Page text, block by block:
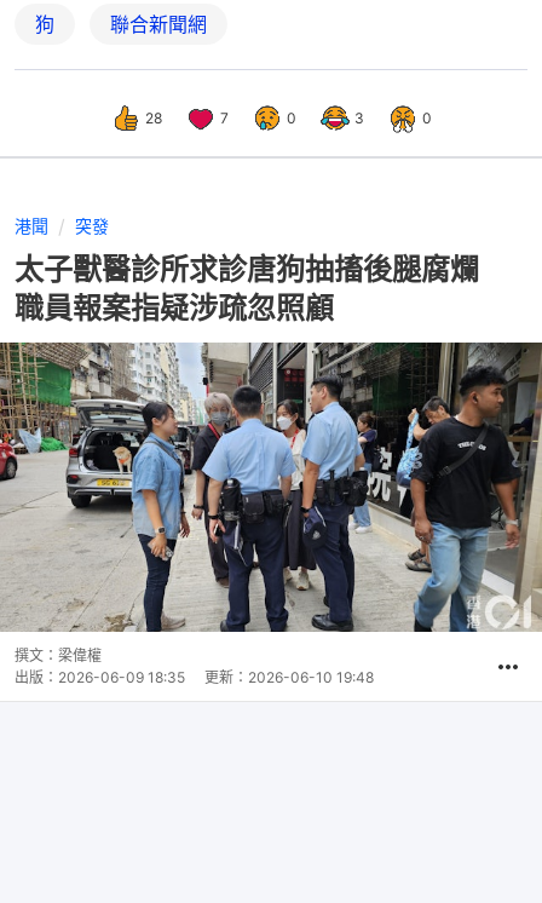
狗 聯合新聞網
28 7 0 3 0
港聞 突發
太子獸醫診所求診唐狗抽搐後腿腐爛
職員報案指疑涉疏忽照顧
撰文： 梁偉權
出版： 2026-06-09 18:35 更新： 2026-06-10 19:48